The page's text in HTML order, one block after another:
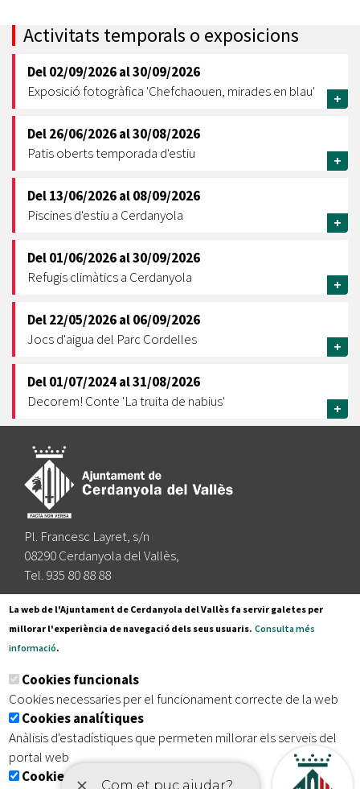
Activitats temporals o exposicions
Del02/09/2026al30/09/2026
Exposició fotogràfica 'Chefchaouen, mirades en blau'
+
Del26/06/2026al30/08/2026
Patis oberts temporada d'estiu
+
Del13/06/2026al08/09/2026
Piscines d'estiu a Cerdanyola
+
Del01/06/2026al30/09/2026
Refugis climàtics a Cerdanyola
+
Del22/05/2026al06/09/2026
Jocs d'aigua del Parc Cordelles
+
Del01/07/2024al31/08/2026
Decorem! Conte 'La truita de nabius'
+
Pl. Francesc Layret, s/n
08290 Cerdanyola del Vallès,
Tel. 935 80 88 88
Segueix-nos a:
Subscriu-te al nostre butlletí
Inici | Avís legal | Protecció de dades
| Accessibilitat
La web de l'Ajuntament de Cerdanyola del Vallès fa servir galetes per
millorar l'experiència de navegació dels seus usuaris. Consulta més
informació.
Cookies funcionals
Cookies necessaries per el funcionament correcte de la web
Cookies analítiques
Anàlisis d'estadístiques que permeten millorar els serveis del
portal web
Cookies publicitàries